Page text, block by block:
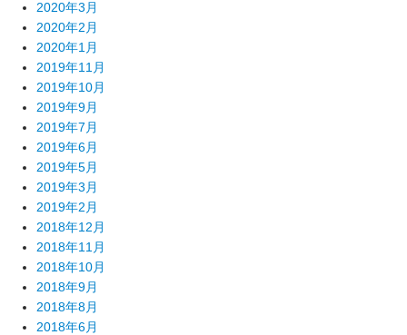
2020年3月
2020年2月
2020年1月
2019年11月
2019年10月
2019年9月
2019年7月
2019年6月
2019年5月
2019年3月
2019年2月
2018年12月
2018年11月
2018年10月
2018年9月
2018年8月
2018年6月